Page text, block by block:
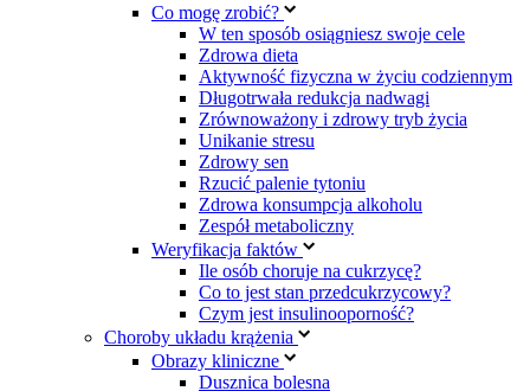
Co mogę zrobić?
W ten sposób osiągniesz swoje cele
Zdrowa dieta
Aktywność fizyczna w życiu codziennym
Długotrwała redukcja nadwagi
Zrównoważony i zdrowy tryb życia
Unikanie stresu
Zdrowy sen
Rzucić palenie tytoniu
Zdrowa konsumpcja alkoholu
Zespół metaboliczny
Weryfikacja faktów
Ile osób choruje na cukrzycę?
Co to jest stan przedcukrzycowy?
Czym jest insulinooporność?
Choroby układu krążenia
Obrazy kliniczne
Dusznica bolesna